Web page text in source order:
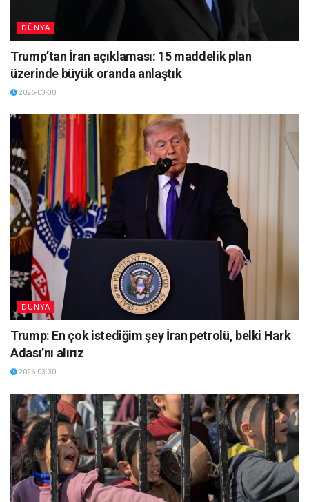
DÜNYA
Trump’tan İran açıklaması: 15 maddelik plan
üzerinde büyük oranda anlaştık
2026-03-30
DÜNYA
Trump: En çok istediğim şey İran petrolü, belki Hark
Adası’nı alırız
2026-03-30